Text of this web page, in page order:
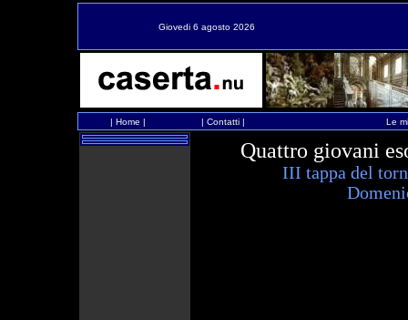
Giovedi 6 agosto 2026
| Home | | Contatti| Le
Quattro giovani
III tappa del